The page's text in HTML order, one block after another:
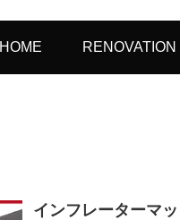
HOME RENOVATION
インフレーターマ